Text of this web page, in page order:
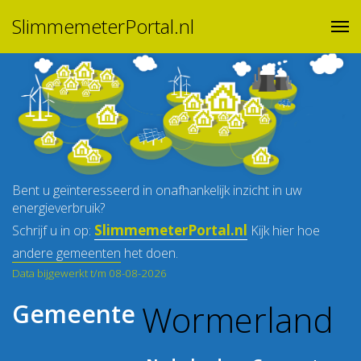
SlimmemeterPortal.nl
Bent u geïnteresseerd in onafhankelijk inzicht in uw
energieverbruik?
Schrijf u in op: SlimmemeterPortal.nl Kijk hier hoe
andere gemeenten het doen.
Data bijgewerkt t/m 08-08-2026
Gemeente Wormerland